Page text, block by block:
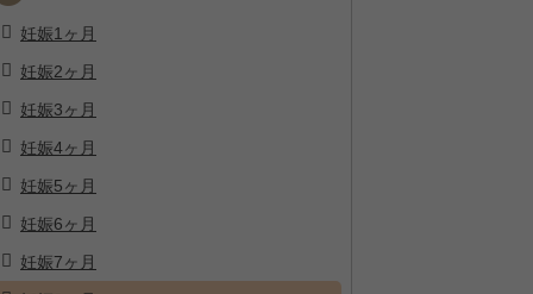
妊娠1ヶ月
妊娠2ヶ月
妊娠3ヶ月
妊娠4ヶ月
妊娠5ヶ月
妊娠6ヶ月
妊娠7ヶ月